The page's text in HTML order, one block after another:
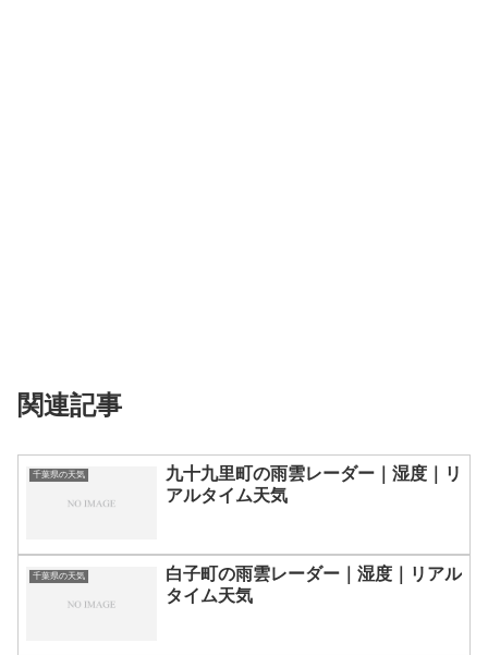
関連記事
千葉県の天気
九十九里町の雨雲レーダー｜湿度｜リ
アルタイム天気
千葉県の天気
白子町の雨雲レーダー｜湿度｜リアル
タイム天気